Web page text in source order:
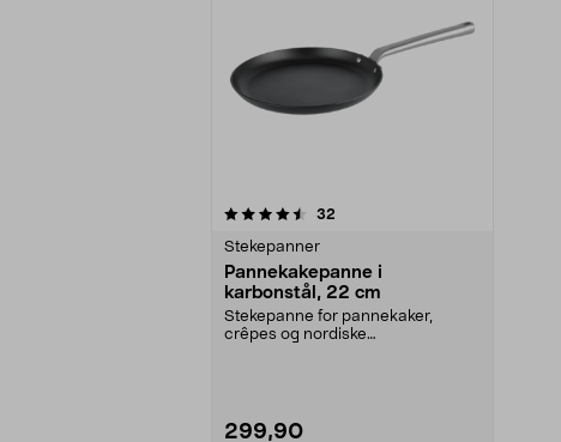
32
Stekepanner
Pannekakepanne i
karbonstål, 22 cm
Stekepanne for pannekaker,
crêpes og nordiske
299,90